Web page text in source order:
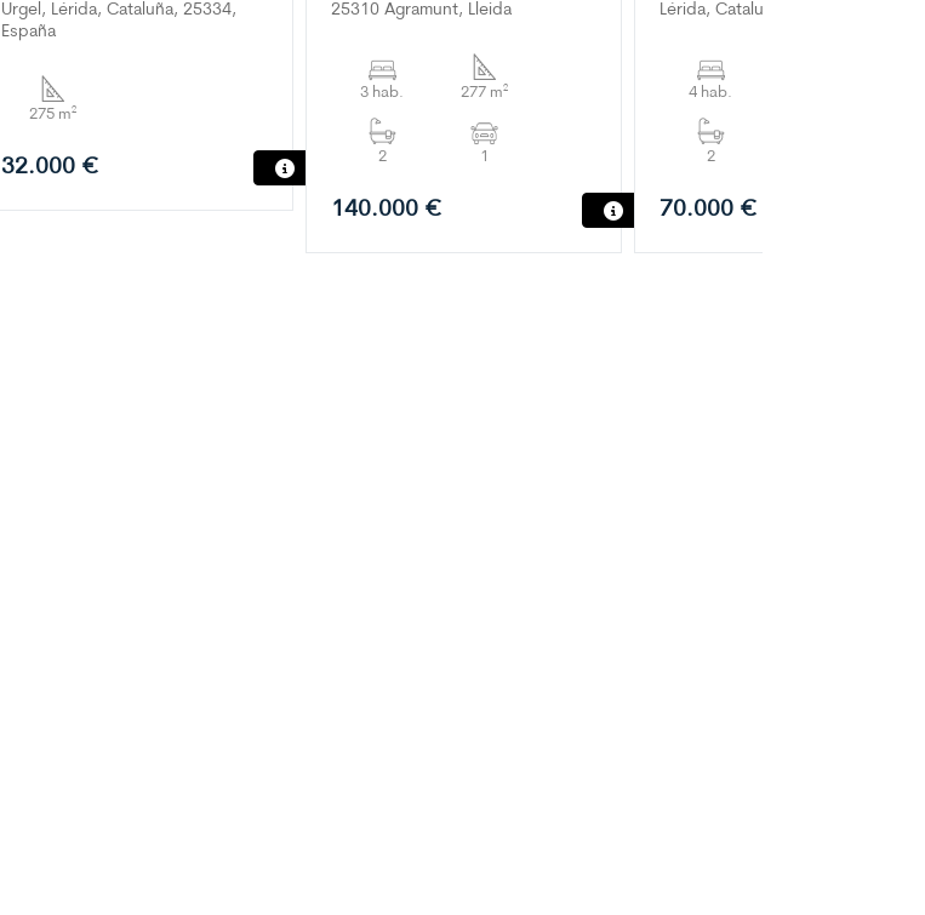
275 m²
Urgel, Lérida, Cataluña, 25334,
España
32.000 €
3 hab. 277 m²
2 1
25310 Agramunt, Lleida
140.000 €
4 hab.
2
Lérida, Cataluña, 25310, España
70.000 €